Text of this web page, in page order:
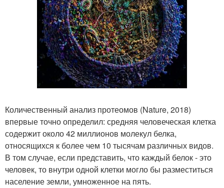
Количественный анализ протеомов (Nature, 2018)
впервые точно определил: средняя человеческая клетка
содержит около 42 миллионов молекул белка,
относящихся к более чем 10 тысячам различных видов.
В том случае, если представить, что каждый белок - это
человек, то внутри одной клетки могло бы разместиться
население земли, умноженное на пять.